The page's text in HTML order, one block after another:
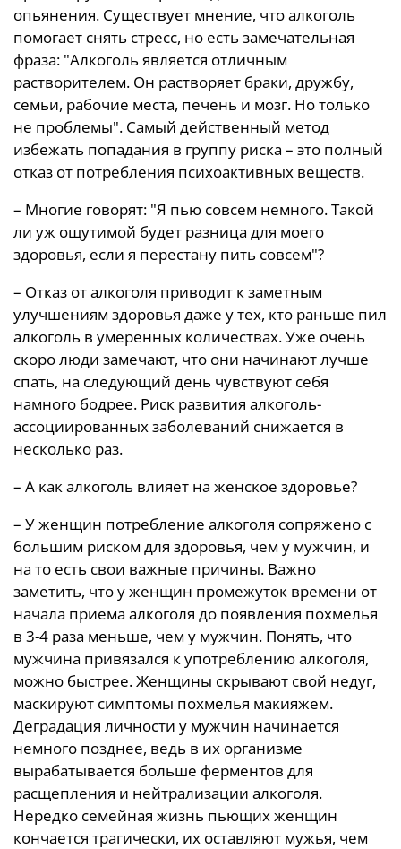
опьянения. Существует мнение, что алкоголь
помогает снять стресс, но есть замечательная
фраза: "Алкоголь является отличным
растворителем. Он растворяет браки, дружбу,
семьи, рабочие места, печень и мозг. Но только
не проблемы". Самый действенный метод
избежать попадания в группу риска – это полный
отказ от потребления психоактивных веществ.
– Многие говорят: "Я пью совсем немного. Такой
ли уж ощутимой будет разница для моего
здоровья, если я перестану пить совсем"?
– Отказ от алкоголя приводит к заметным
улучшениям здоровья даже у тех, кто раньше пил
алкоголь в умеренных количествах. Уже очень
скоро люди замечают, что они начинают лучше
спать, на следующий день чувствуют себя
намного бодрее. Риск развития алкоголь-
ассоциированных заболеваний снижается в
несколько раз.
– А как алкоголь влияет на женское здоровье?
– У женщин потребление алкоголя сопряжено с
большим риском для здоровья, чем у мужчин, и
на то есть свои важные причины. Важно
заметить, что у женщин промежуток времени от
начала приема алкоголя до появления похмелья
в 3-4 раза меньше, чем у мужчин. Понять, что
мужчина привязался к употреблению алкоголя,
можно быстрее. Женщины скрывают свой недуг,
маскируют симптомы похмелья макияжем.
Деградация личности у мужчин начинается
немного позднее, ведь в их организме
вырабатывается больше ферментов для
расщепления и нейтрализации алкоголя.
Нередко семейная жизнь пьющих женщин
кончается трагически, их оставляют мужья, чем